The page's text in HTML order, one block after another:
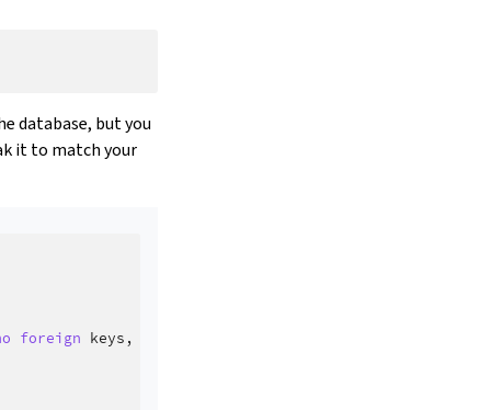
database, but you
it to match your
foreign keys ,